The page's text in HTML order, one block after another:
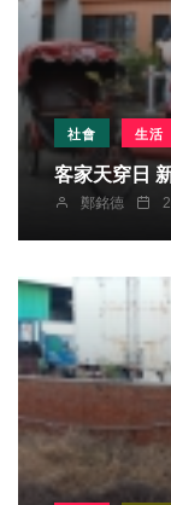
社會 生活
鄭銘德